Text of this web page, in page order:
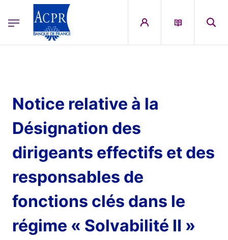
ACPR Menu Principal (French)
Notice relative à la
Désignation des
dirigeants effectifs et des
responsables de
fonctions clés dans le
régime « Solvabilité II »